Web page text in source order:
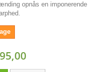
opnås en imponerende